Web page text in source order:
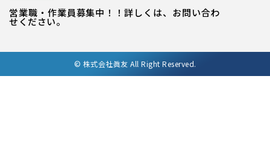
営業職・作業員募集中！！詳しくは、お問い合わ
せください。
© 株式会社眞友 All Right Reserved.